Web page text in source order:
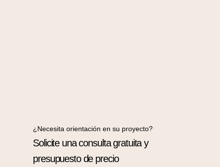
¿Necesita orientación en su proyecto?
Solicite una consulta gratuita y
presupuesto de precio